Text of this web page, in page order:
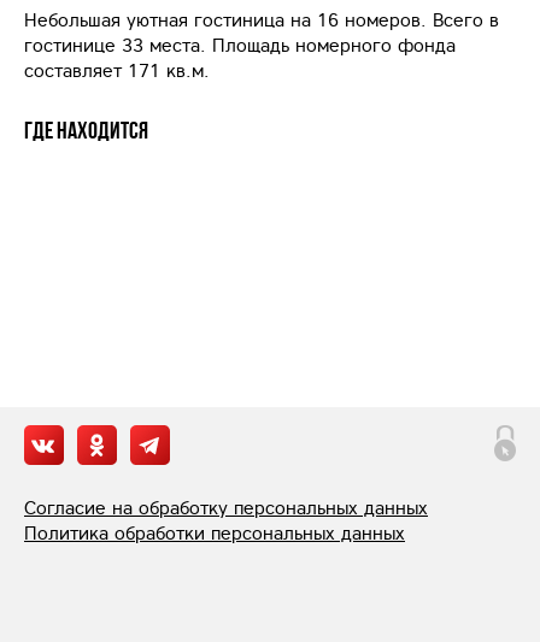
Небольшая уютная гостиница на 16 номеров. Всего в
гостинице 33 места. Площадь номерного фонда
составляет 171 кв.м.
Где находится
Согласие на обработку персональных данных
Политика обработки персональных данных